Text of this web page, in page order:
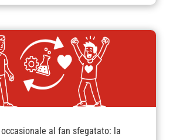
al fan sfegatato: la